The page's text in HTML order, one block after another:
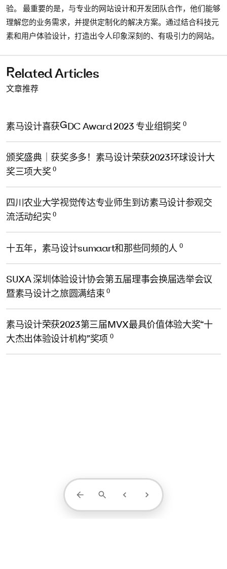
验。 最重要的是，与专业的网站设计和开发团队合作，他们能够
理解您的业务需求，并提供定制化的解决方案。通过结合科技元
素和用户体验设计，打造出令人印象深刻的、有吸引力的网站。
Related Articles
文章推荐
素马设计喜获GDC Award 2023 专业组铜奖 0
颁奖盛典｜获奖多多！素马设计荣获2023环球设计大
奖三项大奖 0
四川农业大学视觉传达专业师生到访素马设计参观交
流活动纪实 0
十五年，素马设计sumaart和那些同频的人 0
SUXA 深圳体验设计协会第五届理事会换届选举会议
暨素马设计之旅圆满结束 0
素马设计荣获2023第三届MVX最具价值体验大奖“十
大杰出体验设计机构”奖项 0